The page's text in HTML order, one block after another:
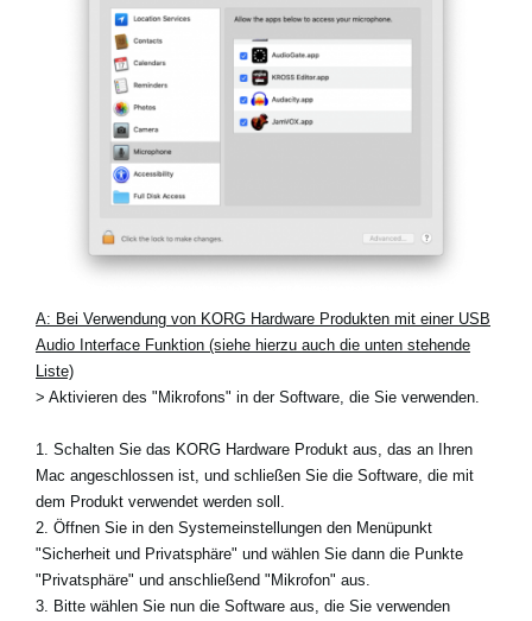
A: Bei Verwendung von KORG Hardware Produkten mit einer USB
Audio Interface Funktion (siehe hierzu auch die unten stehende
Liste)
> Aktivieren des "Mikrofons" in der Software, die Sie verwenden.
1. Schalten Sie das KORG Hardware Produkt aus, das an Ihren
Mac angeschlossen ist, und schließen Sie die Software, die mit
dem Produkt verwendet werden soll.
2. Öffnen Sie in den Systemeinstellungen den Menüpunkt
"Sicherheit und Privatsphäre" und wählen Sie dann die Punkte
"Privatsphäre" und anschließend "Mikrofon" aus.
3. Bitte wählen Sie nun die Software aus, die Sie verwenden